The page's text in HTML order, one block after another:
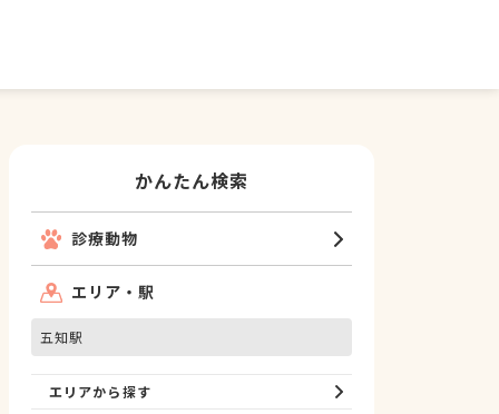
かんたん検索
診療動物
エリア・駅
五知駅
エリアから探す